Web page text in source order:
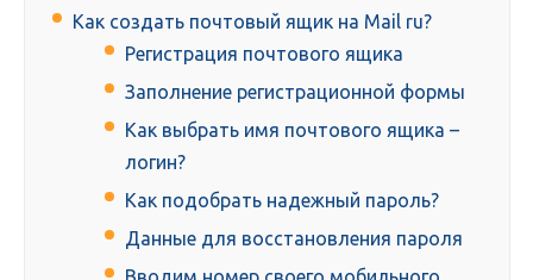
Как создать почтовый ящик на Mail ru?
Регистрация почтового ящика
Заполнение регистрационной формы
Как выбрать имя почтового ящика –
логин?
Как подобрать надежный пароль?
Данные для восстановления пароля